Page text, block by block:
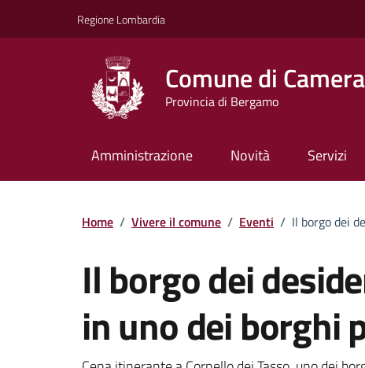
Regione Lombardia
Comune di
Provincia di Bergamo
Amministrazione Novità Servizi
Home / Vivere il comune / Eventi / Il borgo dei
Il borgo dei
in uno dei borghi